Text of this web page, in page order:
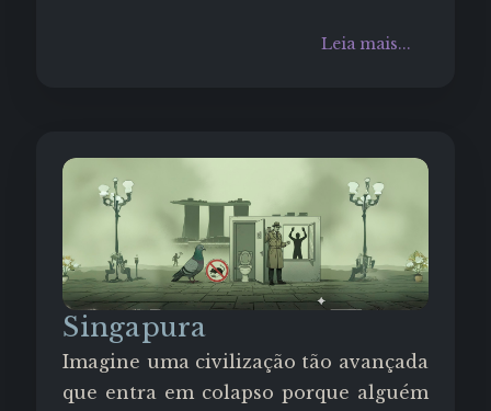
Leia mais...
Singapura
Imagine uma civilização tão avançada
que entra em colapso porque alguém